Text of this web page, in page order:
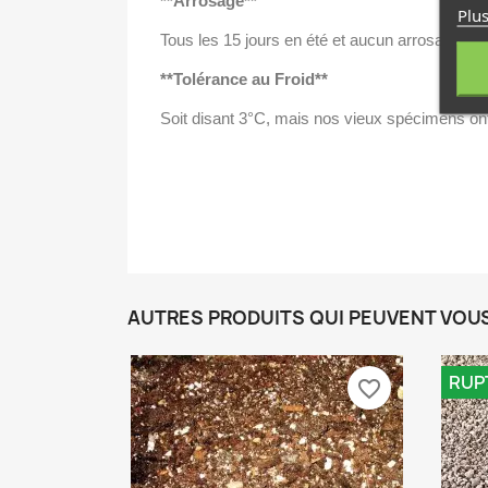
Tous les 15 jours en été et aucun arrosage en
**Tolérance au Froid**
Soit disant 3°C, mais nos vieux spécimens
AUTRES PRODUITS QUI PEUVENT
favorite_border